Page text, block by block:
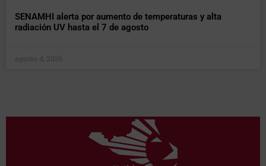
SENAMHI alerta por aumento de temperaturas y alta
radiación UV hasta el 7 de agosto
agosto 4, 2026